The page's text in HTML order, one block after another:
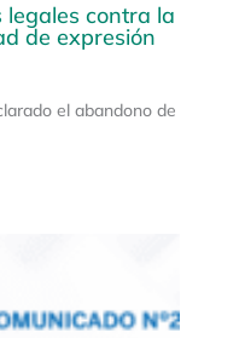
legales contra la
de expresión
el abandono de